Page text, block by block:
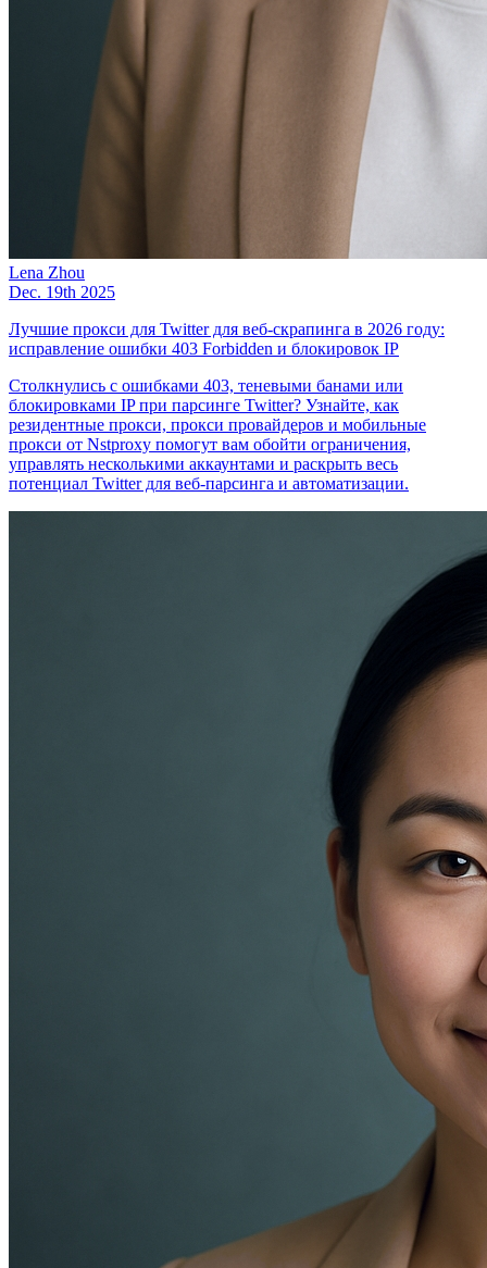
Lena Zhou
Dec. 19th 2025
Лучшие прокси для Twitter для веб-скрапинга в 2026 году:
исправление ошибки 403 Forbidden и блокировок IP
Столкнулись с ошибками 403, теневыми банами или
блокировками IP при парсинге Twitter? Узнайте, как
резидентные прокси, прокси провайдеров и мобильные
прокси от Nstproxy помогут вам обойти ограничения,
управлять несколькими аккаунтами и раскрыть весь
потенциал Twitter для веб-парсинга и автоматизации.